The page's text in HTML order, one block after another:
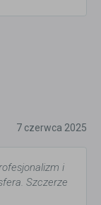
7 czerwca 2025
i
Szczerze